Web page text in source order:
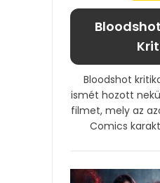
Bloodshot
ismét hozott
filmet, mely az
Comics